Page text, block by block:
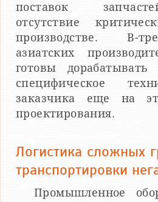
поставок
отсутствие
производстве. В-
азиатских
готовы
специфическое
заказчика еще на
проектирования.
Логистика сложных
транспортировки
Промышленное